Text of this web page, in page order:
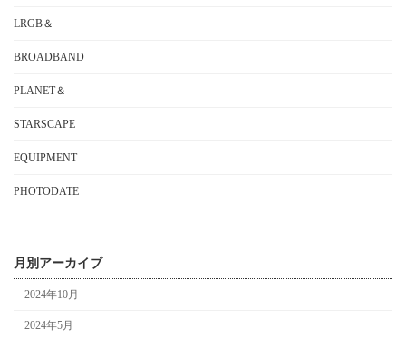
LRGB＆
BROADBAND
PLANET＆
STARSCAPE
EQUIPMENT
PHOTODATE
月別アーカイブ
2024年10月
2024年5月